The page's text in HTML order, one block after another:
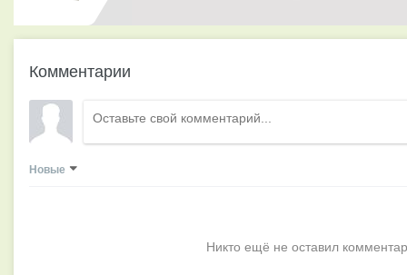
Комментарии
Новые
Никто ещё не оставил